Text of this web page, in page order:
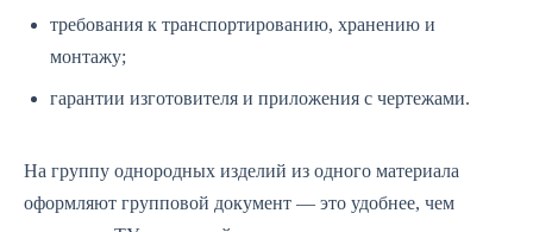
требования к транспортированию, хранению и
монтажу;
гарантии изготовителя и приложения с чертежами.
На группу однородных изделий из одного материала
оформляют групповой документ — это удобнее, чем